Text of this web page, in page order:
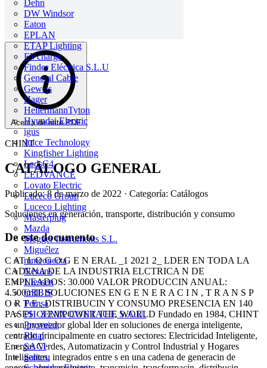
Dehn
DW Windsor
Eaton
EPLAN
ETAP Lighting
EVcharge
Finder Eléctrica S.L.U
General Cable
Gewiss
Hager
HellermannTyton
Hyundai Electric
igus
Juice Technology
Kingfisher Lighting
LedsC4
LEDVANCE
Lovato Electric
Luceco Group
Luceco Lighting
Masterplug
Mazda
Megger Instruments S.L.
Miguélez
mmconecta
Nexans
Niessen
ORBIS
Pemsa
PHOENIX CONTACT, S.A.U.
Prysmian
Rittal
SACI
Salicru
Acerca de este PDF
CHINT
CATÁLOGO GENERAL
Publicado: 8 de marzo de 2022 · Categoría: Catálogos
Soluciones en generación, transporte, distribución y consumo
De este documento
C AT L O G O G E N ERAL _1 2021 2_ LDER EN TODA LA
CADENA DE LA INDUSTRIA ELCTRICA N DE
EMPLEADOS: 30.000 VALOR PRODUCCIN ANUAL:
4.500mill. SOLUCIONES EN G E N E R A C I N , T R A N S P
O R T E , DISTRIBUCIN Y CONSUMO PRESENCIA EN 140
PASES _3 EMPOWER THE WORLD Fundado en 1984, CHINT
es un proveedor global lder en soluciones de energa inteligente,
centrado principalmente en cuatro sectores: Electricidad Inteligente,
Energas Verdes, Automatizacin y Control Industrial y Hogares
Inteligentes, integrados entre s en una cadena de generacin de